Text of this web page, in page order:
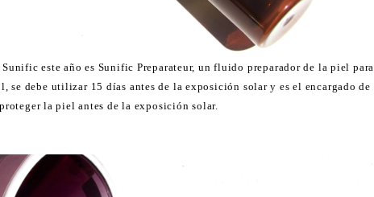
este año es Sunific Preparateur, un fluido preparador de la piel para
se debe utilizar 15 días antes de la exposición solar y es el encargado de
proteger la piel antes de la exposición solar.